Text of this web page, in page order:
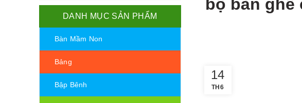
bộ bàn ghế
14
TH6
DANH MỤC SẢN PHẨM
Bàn Mầm Non
Bảng
Bập Bênh